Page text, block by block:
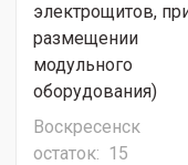
электрощитов,
размещении
модульного
оборудования)
Воскресенск
остаток: 15